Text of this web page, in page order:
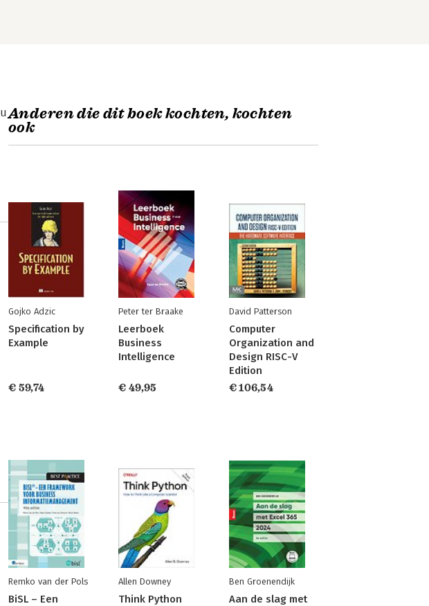
Anderen die dit boek kochten, kochten
ook
Gojko Adzic
Specification by
Example
€ 59,74
Peter ter Braake
Leerboek
Business
Intelligence
€ 49,95
David Patterson
Computer
Organization and
Design RISC-V
Edition
€ 106,54
Remko van der Pols
BiSL – Een
Allen Downey
Think Python
Ben Groenendijk
Aan de slag met